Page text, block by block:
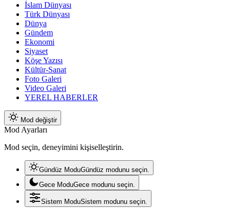
İslam Dünyası
Türk Dünyası
Dünya
Gündem
Ekonomi
Siyaset
Köşe Yazısı
Kültür-Sanat
Foto Galeri
Video Galeri
YEREL HABERLER
Mod değiştir
Mod Ayarları
Mod seçin, deneyimini kişiselleştirin.
Gündüz ModuGündüz modunu seçin.
Gece ModuGece modunu seçin.
Sistem ModuSistem modunu seçin.